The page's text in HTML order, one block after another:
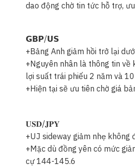
dao động chờ tin tức hỗ trợ,
𝗚𝗕𝗣/𝗨𝗦
+Bảng Anh giảm hồi trở lại
+Nguyên nhân là thông tin về
lợi suất trái phiếu 2 năm và
+Hiện tại sẽ ưu tiên chờ giá
𝐔𝐒𝐃/𝐉𝐏𝐘
+UJ sideway giảm nhẹ không
+Mặc dù đồng yên có mức
cự 144-145.6